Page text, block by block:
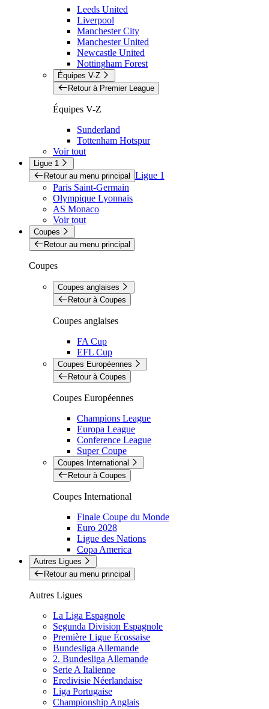
Leeds United
Liverpool
Manchester City
Manchester United
Newcastle United
Nottingham Forest
Équipes V-Z
Retour à Premier League
Équipes V-Z
Sunderland
Tottenham Hotspur
Voir tout
Ligue 1
Retour au menu principal Ligue 1
Paris Saint-Germain
Olympique Lyonnais
AS Monaco
Voir tout
Coupes
Retour au menu principal
Coupes
Coupes anglaises
Retour à Coupes
Coupes anglaises
FA Cup
EFL Cup
Coupes Européennes
Retour à Coupes
Coupes Européennes
Champions League
Europa League
Conference League
Super Coupe
Coupes International
Retour à Coupes
Coupes International
Finale Coupe du Monde
Euro 2028
Ligue des Nations
Copa America
Autres Ligues
Retour au menu principal
Autres Ligues
La Liga Espagnole
Segunda Division Espagnole
Première Ligue Écossaise
Bundesliga Allemande
2. Bundesliga Allemande
Serie A Italienne
Eredivisie Néerlandaise
Liga Portugaise
Championship Anglais